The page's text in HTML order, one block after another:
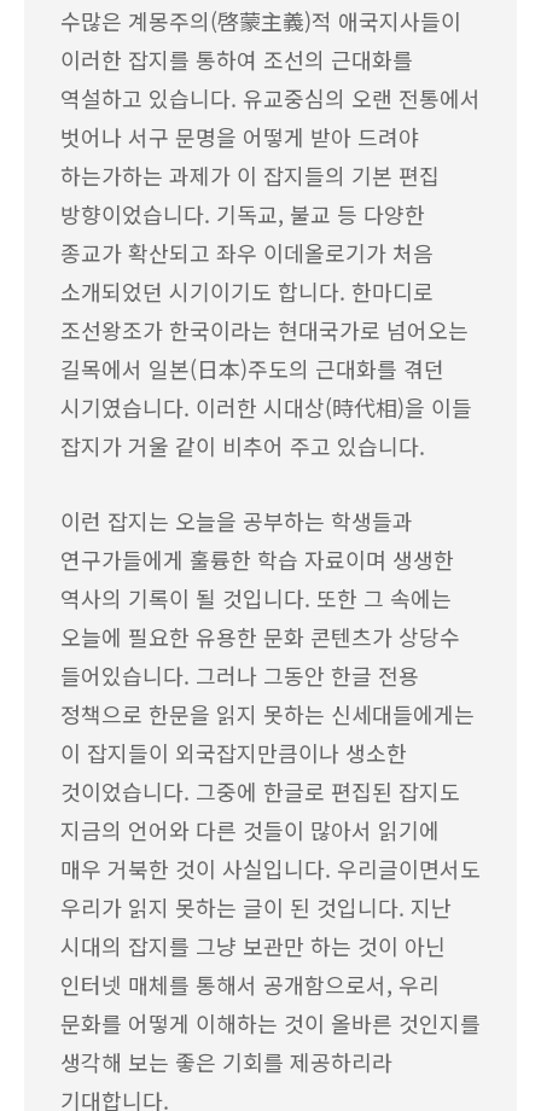
수많은 계몽주의(啓蒙主義)적 애국지사들이
이러한 잡지를 통하여 조선의 근대화를
역설하고 있습니다. 유교중심의 오랜 전통에서
벗어나 서구 문명을 어떻게 받아 드려야
하는가하는 과제가 이 잡지들의 기본 편집
방향이었습니다. 기독교, 불교 등 다양한
종교가 확산되고 좌우 이데올로기가 처음
소개되었던 시기이기도 합니다. 한마디로
조선왕조가 한국이라는 현대국가로 넘어오는
길목에서 일본(日本)주도의 근대화를 겪던
시기였습니다. 이러한 시대상(時代相)을 이들
잡지가 거울 같이 비추어 주고 있습니다.
이런 잡지는 오늘을 공부하는 학생들과
연구가들에게 훌륭한 학습 자료이며 생생한
역사의 기록이 될 것입니다. 또한 그 속에는
오늘에 필요한 유용한 문화 콘텐츠가 상당수
들어있습니다. 그러나 그동안 한글 전용
정책으로 한문을 읽지 못하는 신세대들에게는
이 잡지들이 외국잡지만큼이나 생소한
것이었습니다. 그중에 한글로 편집된 잡지도
지금의 언어와 다른 것들이 많아서 읽기에
매우 거북한 것이 사실입니다. 우리글이면서도
우리가 읽지 못하는 글이 된 것입니다. 지난
시대의 잡지를 그냥 보관만 하는 것이 아닌
인터넷 매체를 통해서 공개함으로서, 우리
문화를 어떻게 이해하는 것이 올바른 것인지를
생각해 보는 좋은 기회를 제공하리라
기대합니다.